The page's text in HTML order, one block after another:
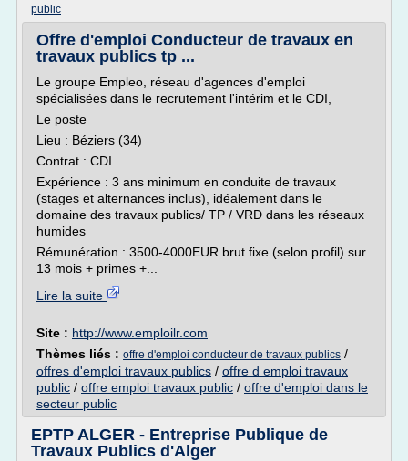
public
Offre d'emploi Conducteur de travaux en
travaux publics tp ...
Le groupe Empleo, réseau d'agences d'emploi
spécialisées dans le recrutement l'intérim et le CDI,
Le poste
Lieu : Béziers (34)
Contrat : CDI
Expérience : 3 ans minimum en conduite de travaux
(stages et alternances inclus), idéalement dans le
domaine des travaux publics/ TP / VRD dans les réseaux
humides
Rémunération : 3500-4000EUR brut fixe (selon profil) sur
13 mois + primes +...
Lire la suite
Site : http://www.emploilr.com
Thèmes liés : offre d'emploi conducteur de travaux publics /
offres d'emploi travaux publics / offre d emploi travaux
public / offre emploi travaux public / offre d'emploi dans le
secteur public
EPTP ALGER - Entreprise Publique de
Travaux Publics d'Alger